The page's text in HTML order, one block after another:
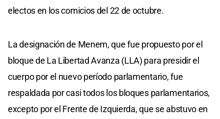
electos en los comicios del 22 de octubre.
La designación de Menem, que fue propuesto por el
bloque de La Libertad Avanza (LLA) para presidir el
cuerpo por el nuevo período parlamentario, fue
respaldada por casi todos los bloques parlamentarios,
excepto por el Frente de Izquierda, que se abstuvo en